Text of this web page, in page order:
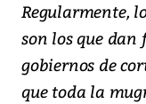
Regularmente,
son los que dan
gobiernos de
que toda la